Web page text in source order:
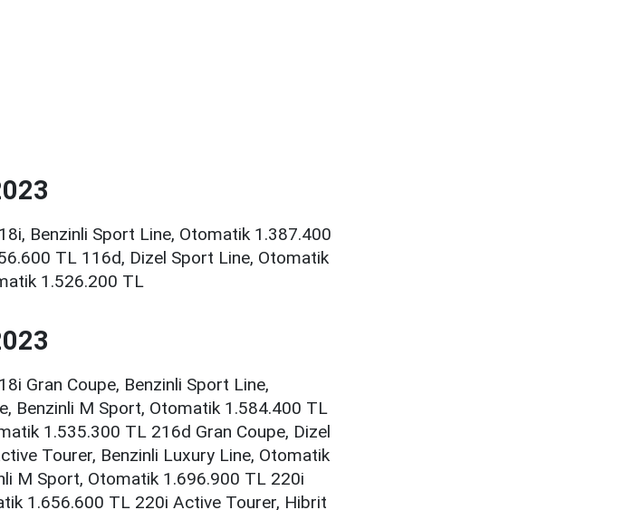
Benzinli Sport Line, Otomatik 1.387.400
TL 116d, Dizel Sport Line, Otomatik
1.526.200 TL
Gran Coupe, Benzinli Sport Line,
Benzinli M Sport, Otomatik 1.584.400 TL
1.535.300 TL 216d Gran Coupe, Dizel
Tourer, Benzinli Luxury Line, Otomatik
M Sport, Otomatik 1.696.900 TL 220i
1.656.600 TL 220i Active Tourer, Hibrit